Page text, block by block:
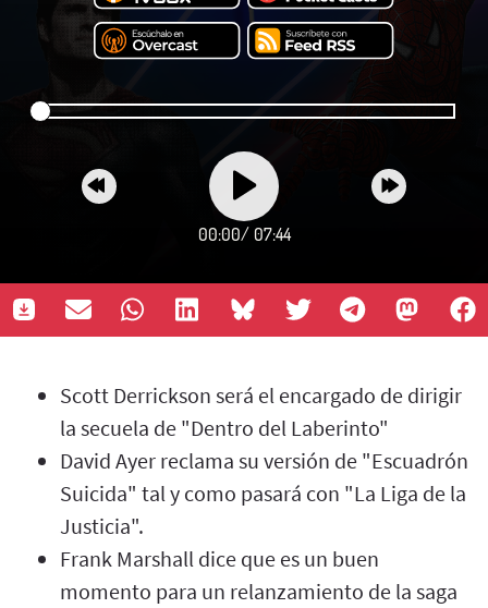
00:00/ 07:44
Scott Derrickson será el encargado de dirigir
la secuela de "Dentro del Laberinto"
David Ayer reclama su versión de "Escuadrón
Suicida" tal y como pasará con "La Liga de la
Justicia".
Frank Marshall dice que es un buen
momento para un relanzamiento de la saga